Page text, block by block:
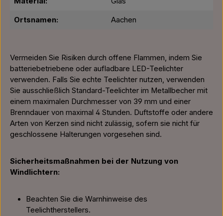
Ortsnamen: Aachen
Vermeiden Sie Risiken durch offene Flammen, indem Sie
batteriebetriebene oder aufladbare LED-Teelichter
verwenden. Falls Sie echte Teelichter nutzen, verwenden
Sie ausschließlich Standard-Teelichter im Metallbecher mit
einem maximalen Durchmesser von 39 mm und einer
Brenndauer von maximal 4 Stunden. Duftstoffe oder andere
Arten von Kerzen sind nicht zulässig, sofern sie nicht für
geschlossene Halterungen vorgesehen sind.
Sicherheitsmaßnahmen bei der Nutzung von
Windlichtern:
Beachten Sie die Warnhinweise des
Teelichtherstellers.